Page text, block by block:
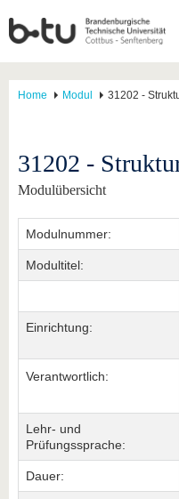
Home Modul 31202 -
31202 -
Modulübersicht
Modulnummer:
Modultitel:
Einrichtung:
Verantwortlich:
Lehr- und
Prüfungssprache:
Dauer: